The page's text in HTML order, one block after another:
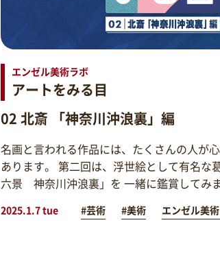
エンゼル美術ラボ
アートをみる目
02 北斎 「神奈川沖浪裏」編
名画と言われる作品には、たくさんの人が
あります。 第二回は、浮世絵として有名な
六景 神奈川沖浪裏」を 一緒に鑑賞してみま
2025.1.7 tue #芸術 #美術 エンゼル美